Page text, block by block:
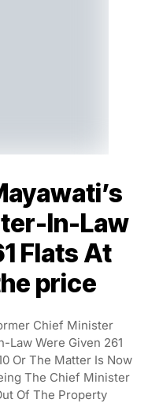
In-Law
Flats At
price
Chief Minister
Law Were Given 261
Or The Matter Is Now
The Chief Minister
Of The Property